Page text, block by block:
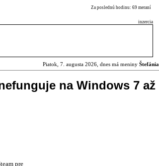
Za poslednú hodinu: 69 meraní
inzercia
Piatok, 7. augusta 2026, dnes má meniny Štefánia
na Windows 7 až
pre